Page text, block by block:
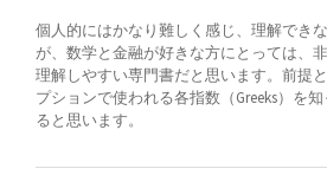
個人的にはかなり難しく感じ、理解でき
が、数学と金融が好きな方にとっては、
理解しやすい専門書だと思います。前提
プションで使われる各指数（Greeks）を
ると思います。